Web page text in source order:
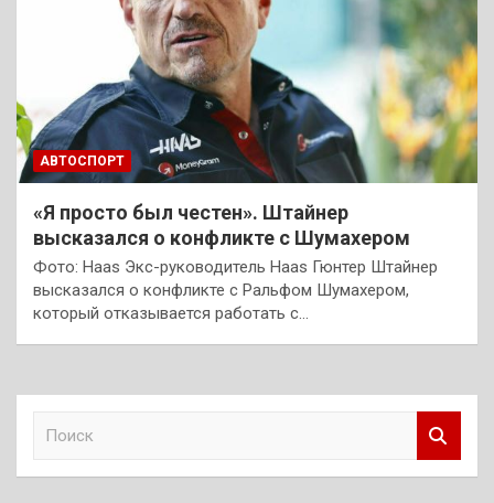
АВТОСПОРТ
«Я просто был честен». Штайнер
высказался о конфликте с Шумахером
Фото: Haas Экс-руководитель Haas Гюнтер Штайнер
высказался о конфликте с Ральфом Шумахером,
который отказывается работать с…